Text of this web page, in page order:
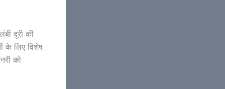
दूरी की
के लिए विशेष
को